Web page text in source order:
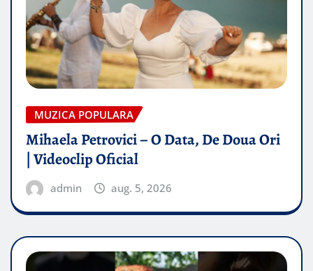
MUZICA POPULARA
Mihaela Petrovici – O Data, De Doua Ori
| Videoclip Oficial
admin aug. 5, 2026